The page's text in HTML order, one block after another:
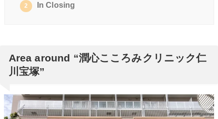
2 In Closing
Area around “潤心こころみクリニック仁
川宝塚”